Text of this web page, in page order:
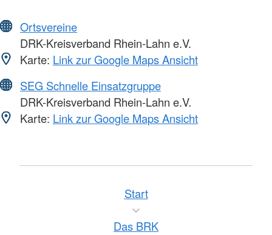
Ortsvereine
DRK-Kreisverband Rhein-Lahn e.V.
Karte: Link zur Google Maps Ansicht
SEG Schnelle Einsatzgruppe
DRK-Kreisverband Rhein-Lahn e.V.
Karte: Link zur Google Maps Ansicht
Start
Das BRK